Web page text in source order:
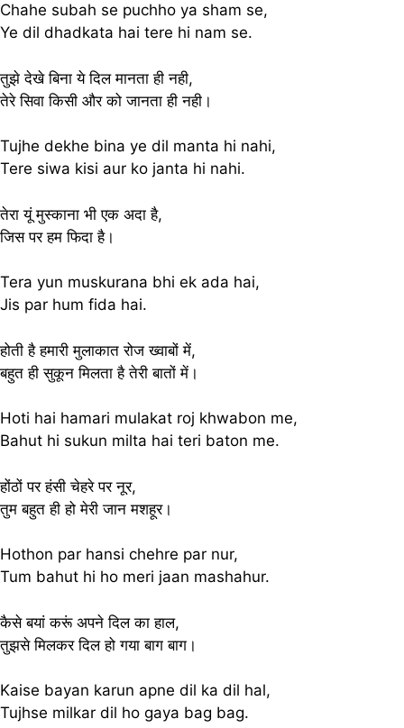
Chahe subah se puchho ya sham se,
Ye dil dhadkata hai tere hi nam se.
तुझे देखे बिना ये दिल मानता ही नही,
तेरे सिवा किसी और को जानता ही नही।
Tujhe dekhe bina ye dil manta hi nahi,
Tere siwa kisi aur ko janta hi nahi.
तेरा यूं मुस्काना भी एक अदा है,
जिस पर हम फिदा है।
Tera yun muskurana bhi ek ada hai,
Jis par hum fida hai.
होती है हमारी मुलाकात रोज ख्वाबों में,
बहुत ही सुकून मिलता है तेरी बातों में।
Hoti hai hamari mulakat roj khwabon me,
Bahut hi sukun milta hai teri baton me.
होंठों पर हंसी चेहरे पर नूर,
तुम बहुत ही हो मेरी जान मशहूर।
Hothon par hansi chehre par nur,
Tum bahut hi ho meri jaan mashahur.
कैसे बयां करूं अपने दिल का हाल,
तुझसे मिलकर दिल हो गया बाग बाग।
Kaise bayan karun apne dil ka dil hal,
Tujhse milkar dil ho gaya bag bag.